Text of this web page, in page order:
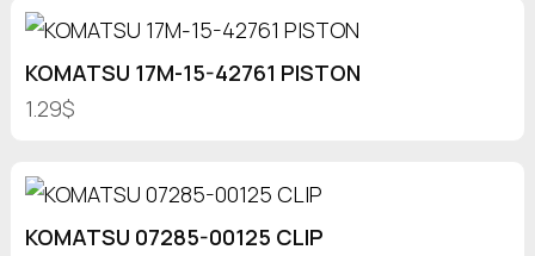
KOMATSU 17M-15-42761 PISTON
1.29$
KOMATSU 07285-00125 CLIP